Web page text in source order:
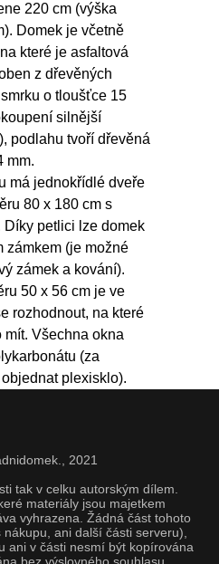
220 cm (výška
Domek je včetně
které je asfaltová
z dřevěných
o tloušťce 15
silnější
podlahu tvoří dřevěná
mm.
má jednokřídlé dveře
80 x 180 cm s
Díky petlici lze domek
zámkem (je možné
zámek a kování).
50 x 56 cm je ve
rozhodnout, na které
mít. Všechna okna
(za
plexisklo).
2021
tak v celku autorským dílem.
materiály jsou majetkem
vyhrazena. Žádná část tohoto
ani další části serveru),
ani v části nesmí být kopírována